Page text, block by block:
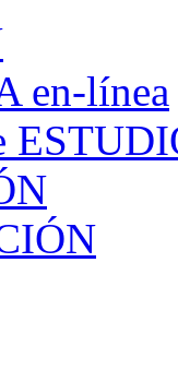
en-línea